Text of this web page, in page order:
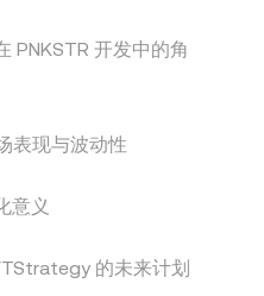
PNKSTR 开发中的角
表现与波动性
意义
的未来计划